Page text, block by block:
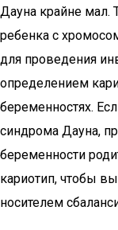
Дауна крайне мал.
ребенка с
для проведения
определением
беременностях.
синдрома Дауна,
беременности
кариотип, чтобы
носителем